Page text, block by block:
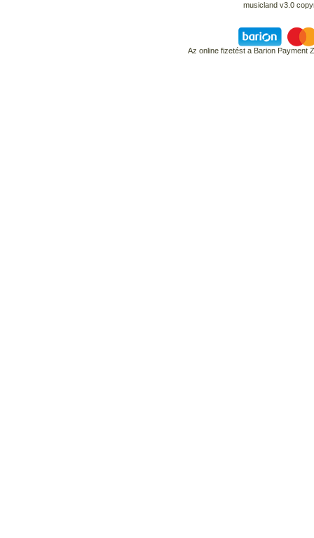
musicland v3.0
Az online fizetést a Barion Payment